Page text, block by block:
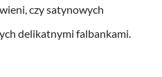
czy satynowych
delikatnymi falbankami.